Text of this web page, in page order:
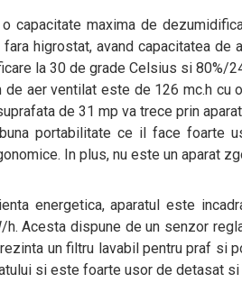
capacitate maxima de
higrostat, avand capacitatea de
la 30 de grade Celsius si 80%/
de aer ventilat este de 126 mc.h
de 31 mp va trece prin
portabilitate ce il face foarte
In plus, nu este un aparat
energetica, aparatul este
Acesta dispune de un senzor
un filtru lavabil pentru praf si
si este foarte usor de detasat si